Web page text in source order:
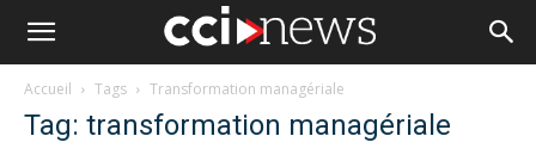
Accueil Tags Transformation managériale
Tag: transformation managériale